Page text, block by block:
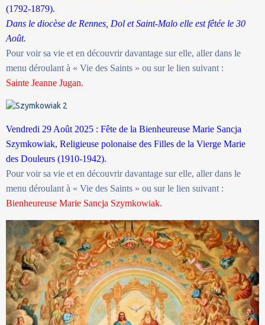
(1792-1879).
Dans le diocèse de Rennes, Dol et Saint-Malo elle est fêtée le 30
Août.
Pour voir sa vie et en découvrir davantage sur elle, aller dans le
menu déroulant à « Vie des Saints » ou sur le lien suivant :
Sainte Jeanne Jugan.
Vendredi 29 Août 2025 : Fête de la Bienheureuse Marie Sancja
Szymkowiak, Religieuse polonaise des Filles de la Vierge Marie
des Douleurs (1910-1942).
Pour voir sa vie et en découvrir davantage sur elle, aller dans le
menu déroulant à « Vie des Saints » ou sur le lien suivant :
Bienheureuse Marie Sancja Szymkowiak.